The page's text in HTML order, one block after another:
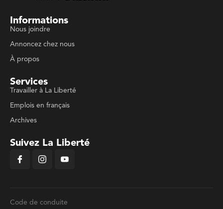
Informations
Nous joindre
Annoncez chez nous
À propos
Services
Travailler à La Liberté
Emplois en français
Archives
Suivez La Liberté
Code de conduite